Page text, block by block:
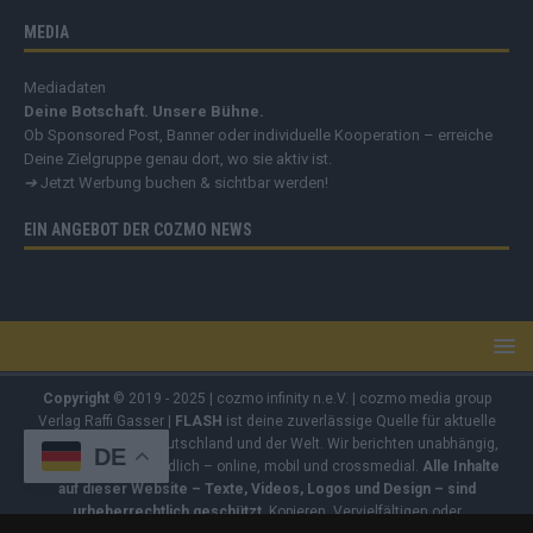
MEDIA
Mediadaten
Deine Botschaft. Unsere Bühne.
Ob Sponsored Post, Banner oder individuelle Kooperation – erreiche
Deine Zielgruppe genau dort, wo sie aktiv ist.
➔ Jetzt Werbung buchen & sichtbar werden!
EIN ANGEBOT DER COZMO NEWS
Copyright© 2019 - 2025 | cozmo infinity n.e.V. | cozmo media group
Verlag Raffi Gasser | FLASH ist deine zuverlässige Quelle für aktuelle
Nachrichten aus Deutschland und der Welt. Wir berichten unabhängig,
fundiert und verständlich – online, mobil und crossmedial.
Alle Inhalte
auf dieser Website – Texte, Videos, Logos und Design – sind
urheberrechtlich geschützt. Kopieren, Vervielfältigen oder
DE